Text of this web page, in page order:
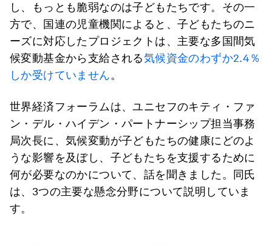
し、もっとも脆弱なのは子どもたちです。その一
方で、国連の児童機関によると、子どもたちのニ
ーズに対応したプロジェクトは、主要な多国間気
候変動基金から支給される気候資金のわずか2.4％
しか受けていません。
世界経済フォーラムは、ユニセフのキティ・ファ
ン・デル・ハイデン・パートナーシップ担当事務
局次長に、気候変動が子どもたちの健康にどのよ
うな影響を及ぼし、子どもたちを支援するために
何が必要なのかについて、話を聞きました。同氏
は、3つの主要な懸念分野について説明していま
す。